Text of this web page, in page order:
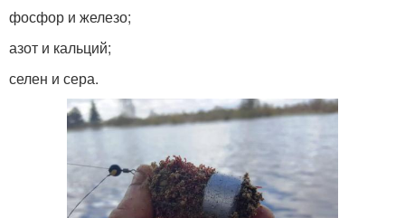
фосфор и железо;
азот и кальций;
селен и сера.